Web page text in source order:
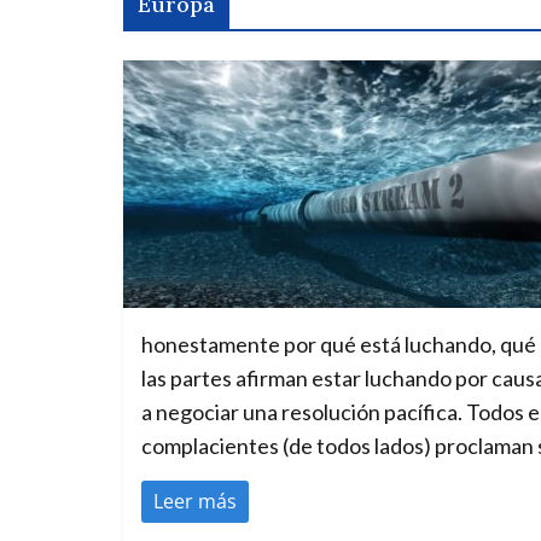
honestamente por qué está luchando,
las partes afirman estar luchando por
a negociar una resolución pacífica. Todos
complacientes (de todos lados) proclaman
Leer más